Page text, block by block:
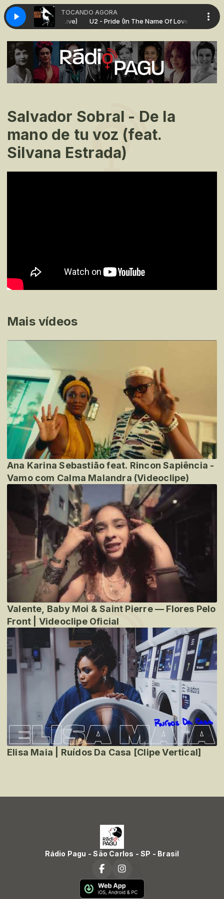
TOCANDO AGORA
Name Of Love) (Live) U2 - Pride (In The Name Of Love) (Live)
Salvador Sobral - De la
mano de tu voz (feat.
Silvana Estrada)
Mais vídeos
Ana Karina Sebastião feat. Rincon Sapiência -
Vamo com Calma Malandra (Videoclipe)
Valente, Baby Moi & Saint Pierre — Flores Pelo
Front | Videoclipe Oficial
Elisa Maia | Ruídos Da Casa [Clipe Vertical]
Rádio Pagu - São Carlos - SP - Brasil